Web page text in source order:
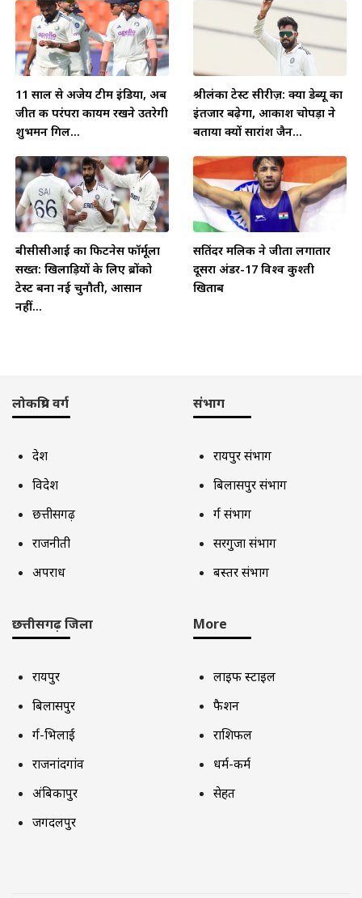
11 साल से अजेय टीम इंडिया, अब
जीत की परंपरा कायम रखने उतरेगी
शुभमन गिल...
श्रीलंका टेस्ट सीरीज़: क्या डेब्यू का
इंतजार बढ़ेगा, आकाश चोपड़ा ने
बताया क्यों सारांश जैन...
बीसीसीआई का फिटनेस फॉर्मूला
सख्त: खिलाड़ियों के लिए ब्रोंको
टेस्ट बना नई चुनौती, आसान
नहीं...
सतिंदर मलिक ने जीता लगातार
दूसरा अंडर-17 विश्व कुश्ती
खिताब
लोकप्रिय वर्ग
देश
विदेश
छत्तीसगढ़
राजनीती
अपराध
संभाग
रायपुर संभाग
बिलासपुर संभाग
दुर्ग संभाग
सरगुजा संभाग
बस्तर संभाग
छत्तीसगढ़ जिला
रायपुर
बिलासपुर
दुर्ग-भिलाई
राजनांदगांव
अंबिकापुर
जगदलपुर
More
लाइफ स्टाइल
फैशन
राशिफल
धर्म-कर्म
सेहत